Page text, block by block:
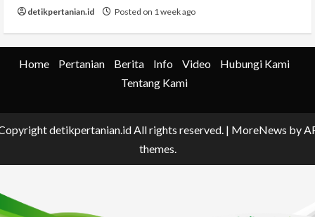
detikpertanian.id Posted on 1 week ago
Home Pertanian Berita Info Video
Hubungi Kami
Tentang Kami
detikpertanian.id All rights reserved. | MoreNews by
themes.